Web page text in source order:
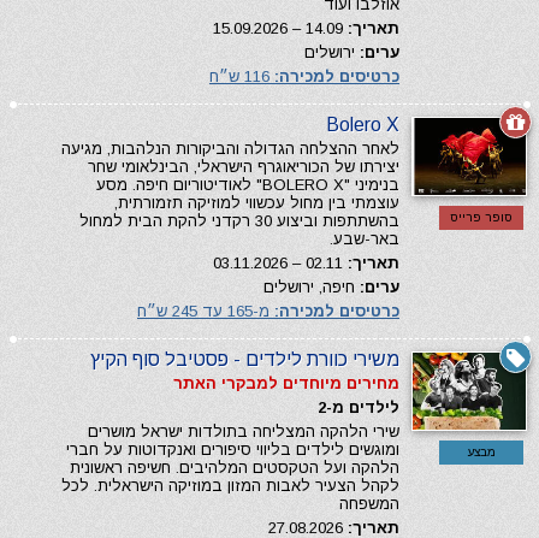
אוזלבו ועוד
תאריך:
ערים: ירושלים
כרטיסים למכירה:
סופר פרייס
Bolero X
לאחר ההצלחה הגדולה והביקורות הנלהבות, מגיעה
יצירתו של הכוריאוגרף הישראלי, הבינלאומי שחר
בנימיני "BOLERO X" לאודיטוריום חיפה. מסע
עוצמתי בין מחול עכשווי למוזיקה תזמורתית,
בהשתתפות וביצוע 30 רקדני להקת הבית למחול
באר-שבע.
תאריך:
ערים: חיפה, ירושלים
כרטיסים למכירה: מ-165 עד 245 ש״ח
מבצע
משירי כוורת לילדים - פסטיבל סוף הקיץ
מחירים מיוחדים למבקרי האתר
לילדים מ-2
שירי הלהקה המצליחה בתולדות ישראל מושרים
ומוגשים לילדים בליווי סיפורים ואנקדוטות על חברי
הלהקה ועל הטקסטים המלהיבים. חשיפה ראשונית
לקהל הצעיר לאבות המזון במוזיקה הישראלית. לכל
המשפחה
תאריך: